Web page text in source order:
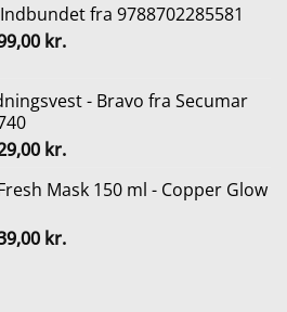
pris
er:
fra 9788702285581
kr..
kr.Den
er:- Bravo fra Secumar
kr..
kr.Den
pris
229,00 kr..
Mask 150 ml - Copper Glow
kr.Den